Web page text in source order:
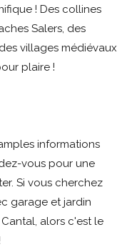
! Des collines
Salers, des
villages médiévaux
plaire !
informations
vous pour une
Si vous cherchez
garage et jardin
alors c'est le